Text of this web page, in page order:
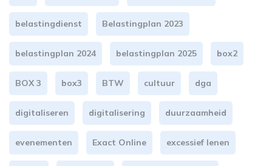
belastingdienst Belastingplan 2023
belastingplan 2024 belastingplan 2025 box2
BOX 3 box3 BTW cultuur dga
digitaliseren digitalisering duurzaamheid
evenementen Exact Online excessief lenen